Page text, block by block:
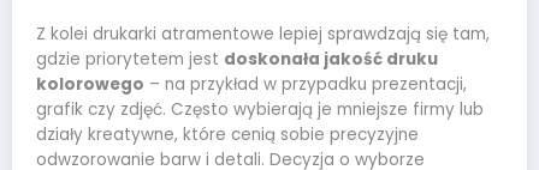
Z kolei drukarki atramentowe lepiej sprawdzają się tam,
gdzie priorytetem jest doskonała jakość druku
kolorowego – na przykład w przypadku prezentacji,
grafik czy zdjęć. Często wybierają je mniejsze firmy lub
działy kreatywne, które cenią sobie precyzyjne
odwzorowanie barw i detali. Decyzja o wyborze